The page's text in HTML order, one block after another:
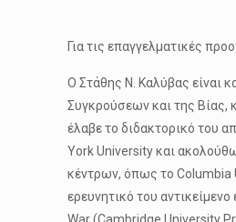
Για τις επαγγελματικές
Ο Στάθης N. Καλύβας είναι
Συγκρούσεων και της Βίας,
έλαβε το διδακτορικό του
York University και
κέντρων, όπως το Columbia
ερευνητικό του